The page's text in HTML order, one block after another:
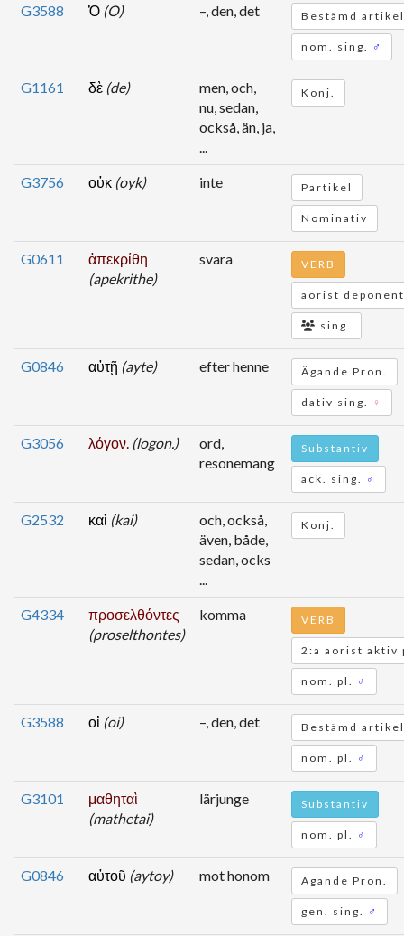
G3588 Ὁ (O) –, den, det Bestämd artikel
nom. sing. ♂
G1161 δὲ (de)
men, och,
nu, sedan,
också, än, ja,
...
Konj.
G3756 οὐκ (oyk) inte Partikel
Nominativ
G0611
ἀπεκρίθη
(apekrithe)
svara VERB
aorist
sing.
G0846 αὐτῇ (ayte) efter henne Ägande Pron.
dativ sing. ♀
G3056 λόγον. (logon.)
ord,
resonemang
Substantiv
ack. sing. ♂
G2532 καὶ (kai)
och, också,
även, både,
sedan, ocks
...
Konj.
G4334
προσελθόντες
(proselthontes)
komma VERB
2:a aorist aktiv
nom. pl. ♂
G3588 οἱ (oi) –, den, det Bestämd artikel
nom. pl. ♂
G3101
μαθηταὶ
(mathetai)
lärjunge Substantiv
nom. pl. ♂
G0846 αὐτοῦ (aytoy) mot honom Ägande Pron.
gen. sing. ♂